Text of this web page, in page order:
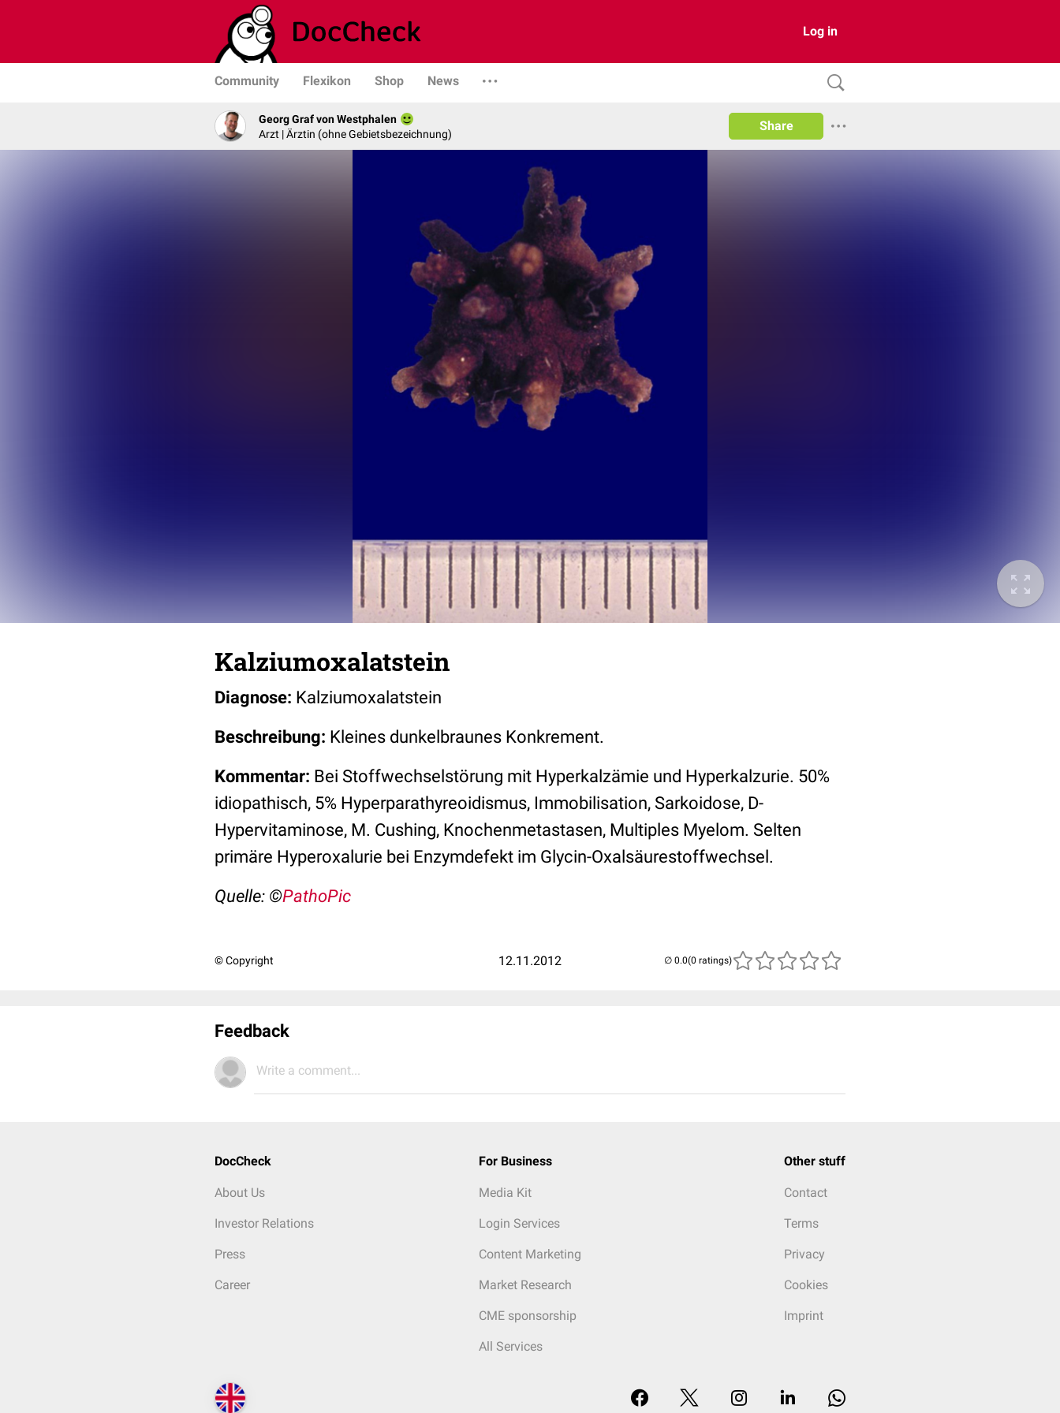
Log in
Community Flexikon Shop News
Georg Graf von Westphalen
Arzt | Ärztin (ohne Gebietsbezeichnung)
Share
Kalziumoxalatstein
Diagnose: Kalziumoxalatstein
Beschreibung: Kleines dunkelbraunes Konkrement.
Kommentar: Bei Stoffwechselstörung mit Hyperkalzämie und Hyperkalzurie. 50%
idiopathisch, 5% Hyperparathyreoidismus, Immobilisation, Sarkoidose, D-
Hypervitaminose, M. Cushing, Knochenmetastasen, Multiples Myelom. Selten
primäre Hyperoxalurie bei Enzymdefekt im Glycin-Oxalsäurestoffwechsel.
Quelle: ©PathoPic
© Copyright 12.11.2012 (0 ratings)
Feedback
Write a comment...
DocCheck
About Us
Investor Relations
Press
Career
For Business
Media Kit
Login Services
Content Marketing
Market Research
CME sponsorship
All Services
Other stuff
Contact
Terms
Privacy
Cookies
Imprint